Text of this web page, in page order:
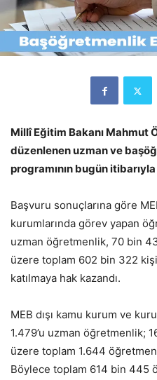
Millî Eğitim Bakanı Mahmut
düzenlenen uzman ve
programının bugün
Başvuru sonuçlarına göre
kurumlarında görev yapan
uzman öğretmenlik, 70 bin
üzere toplam 602 bin 322
katılmaya hak kazandı.
MEB dışı kamu kurum ve
1.479’u uzman öğretmenlik;
üzere toplam 1.644
Böylece toplam 614 bin 445